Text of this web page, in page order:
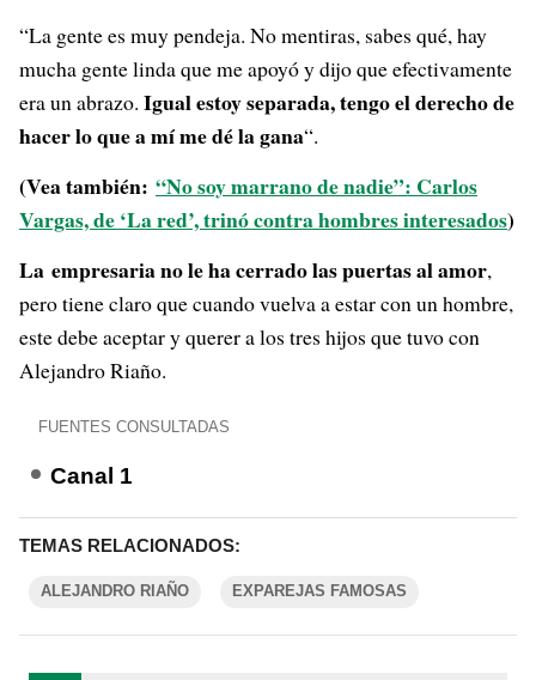
“La gente es muy pendeja. No mentiras, sabes qué, hay
mucha gente linda que me apoyó y dijo que efectivamente
era un abrazo. Igual estoy separada, tengo el derecho de
hacer lo que a mí me dé la gana“.
(Vea también: “No soy marrano de nadie”: Carlos
Vargas, de ‘La red’, trinó contra hombres interesados)
La empresaria no le ha cerrado las puertas al amor,
pero tiene claro que cuando vuelva a estar con un hombre,
este debe aceptar y querer a los tres hijos que tuvo con
Alejandro Riaño.
FUENTES CONSULTADAS
Canal 1
TEMAS RELACIONADOS:
ALEJANDRO RIAÑO EXPAREJAS FAMOSAS